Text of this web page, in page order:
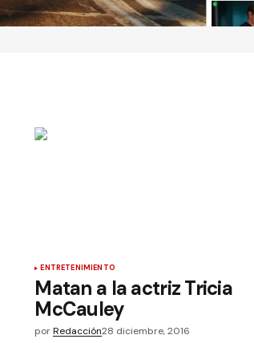
ENTRETENIMIENTO
Matan a la actriz Tricia
McCauley
por Redacción28 diciembre, 2016